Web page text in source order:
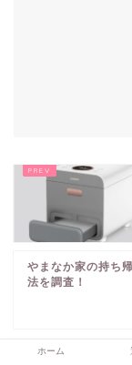
やまなか家の持ち
法を調査！
ホーム